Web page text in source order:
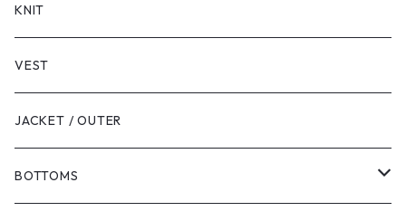
LONG SLEEVE
KNIT
VEST
JACKET / OUTER
BOTTOMS